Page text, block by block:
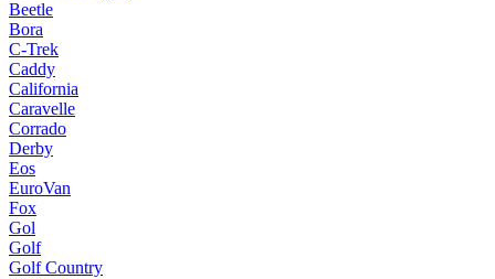
Beetle
Bora
C-Trek
Caddy
California
Caravelle
Corrado
Derby
Eos
EuroVan
Fox
Gol
Golf
Golf Country